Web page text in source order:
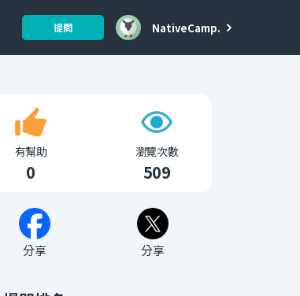
提問 NativeCamp.
有幫助
0
瀏覽次數
509
分享 分享